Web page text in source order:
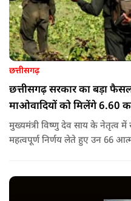
छत्तीसगढ़
छत्तीसगढ़ सरकार का बड़ा
माओवादियों को मिलेंगे 6.60
मुख्यमंत्री विष्णु देव साय के नेतृत्व
महत्वपूर्ण निर्णय लेते हुए उन 66